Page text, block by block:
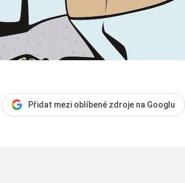
Přidat mezi oblíbené zdroje na Googlu